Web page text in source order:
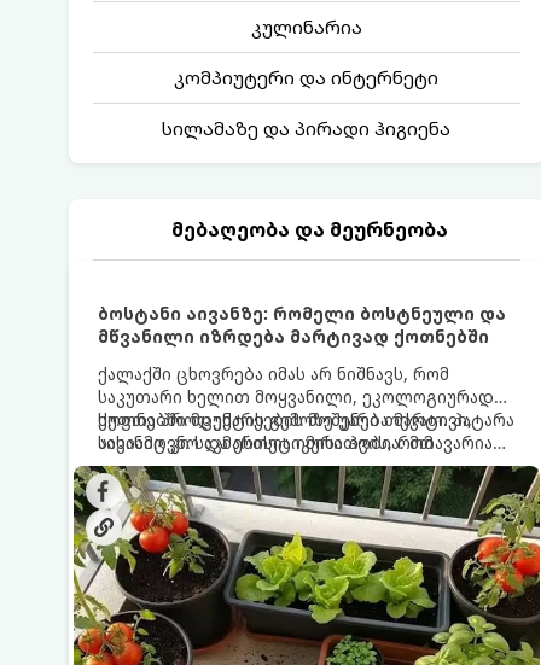
კულინარია
კომპიუტერი და ინტერნეტი
სილამაზე და პირადი ჰიგიენა
მებაღეობა და მეურნეობა
ბოსტანი აივანზე: რომელი ბოსტნეული და
მწვანილი იზრდება მარტივად ქოთნებში
ქალაქში ცხოვრება იმას არ ნიშნავს, რომ
საკუთარი ხელით მოყვანილი, ეკოლოგიურად
სუფთა პროდუქტის გემოზე უარი თქვათ. პატარა
აივანიც კი საკმარისია იმისათვის, რომ
მოიწყოთ მინი-ბოსტანი, საიდანაც
ყოველდღიურად ახალ, არომატულ მწვანილსა
და ბოსტნეულს მოკრეფთ.
ქოთნებში მცენარეების მოშენება მარტივი,
სასიამოვნო და ესთეტიკური ჰობია. მთავარია
იცოდეთ, რომელი კულტურები ეგუებიან
ქოთნის პირობებს ყველაზე კარგად და როგორ
მოუაროთ მათ სწორად.